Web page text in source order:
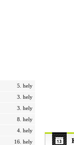
5. hely
3. hely
3. hely
8. hely
4. hely
16. hely